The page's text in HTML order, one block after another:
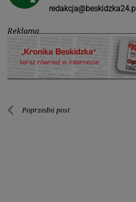
redakcja@beskidzka24.pl
Reklama
Nawigacja
Poprzedni post